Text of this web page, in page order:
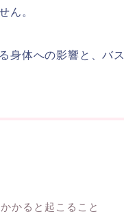
ん。
身体への影響と、バ
かると起こること